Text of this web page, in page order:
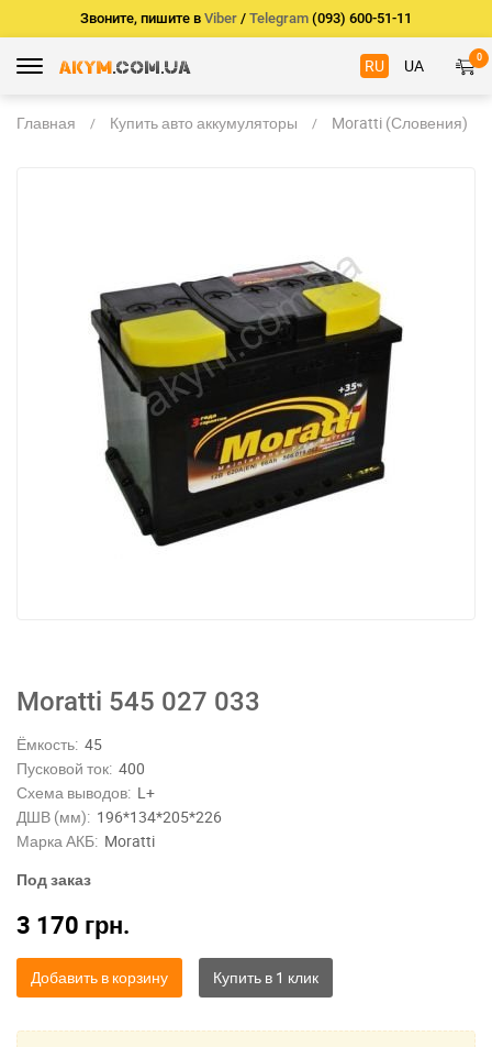
Звоните, пишите в Viber / Telegram (093) 600-51-11
RU UA 0
Главная Купить авто аккумуляторы Moratti (Словения)
Moratti 545 027 033
Ёмкость: 45
Пусковой ток: 400
Схема выводов: L+
ДШВ (мм): 196*134*205*226
Марка АКБ: Moratti
Под заказ
3 170 грн.
Добавить в корзину